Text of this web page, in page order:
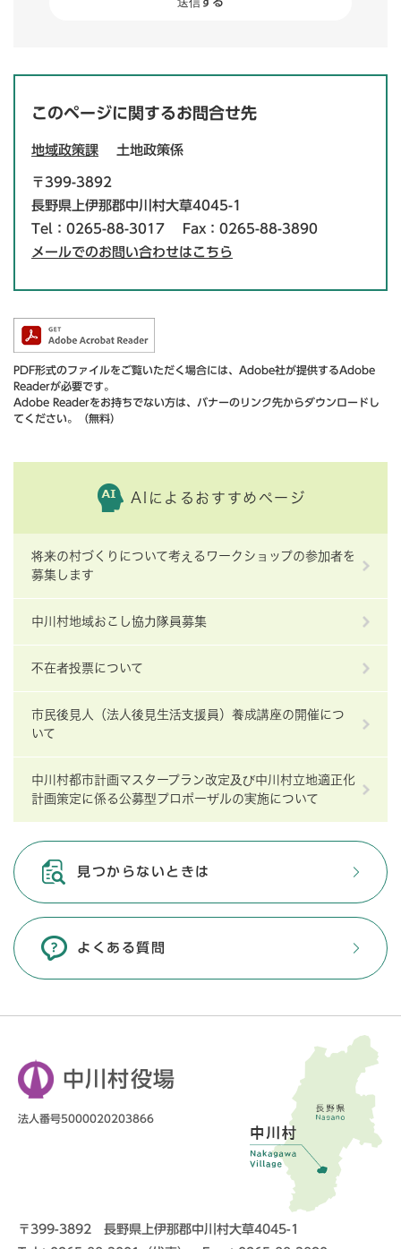
このページに関するお問合せ先
地域政策課 土地政策係
〒399-3892
長野県上伊那郡中川村大草4045-1
Tel：0265-88-3017
Fax：0265-88-3890
メールでのお問い合わせはこちら
PDF形式のファイルをご覧いただく場合には、Adobe社が提供するAdobe
Readerが必要です。
Adobe Readerをお持ちでない方は、バナーのリンク先からダウンロードし
てください。（無料）
AIによるおすすめページ
将来の村づくりについて考えるワークショップの参加者を
募集します
中川村地域おこし協力隊員募集
不在者投票について
市民後見人（法人後見生活支援員）養成講座の開催につ
いて
中川村都市計画マスタープラン改定及び中川村立地適正化
計画策定に係る公募型プロポーザルの実施について
見つからないときは
よくある質問
中川村役場
法人番号5000020203866
〒399-3892 長野県上伊那郡中川村大草4045-1